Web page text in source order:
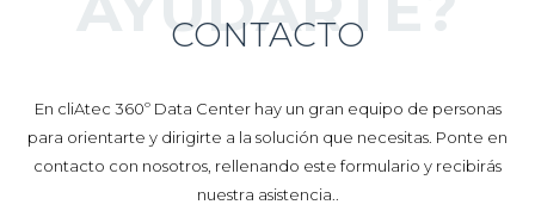
CONTACTO
En cliAtec 360º Data Center hay un gran equipo de personas
para orientarte y dirigirte a la solución que necesitas. Ponte en
contacto con nosotros, rellenando este formulario y recibirás
nuestra asistencia..